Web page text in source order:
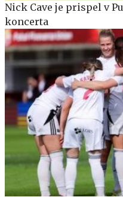
Nick Cave je prispel v
koncerta